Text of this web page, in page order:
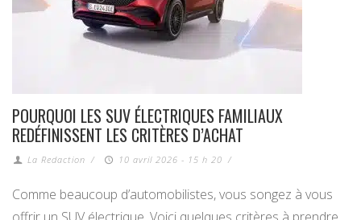
POURQUOI LES SUV ÉLECTRIQUES FAMILIAUX
REDÉFINISSENT LES CRITÈRES D’ACHAT
La Redaction / 10 avril 2026 - 15 h 20 /
Comme beaucoup d’automobilistes, vous songez à vous